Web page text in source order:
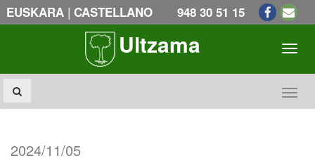
EUSKARA | CASTELLANO 948 30 51 15
Ultzama
2024/11/05